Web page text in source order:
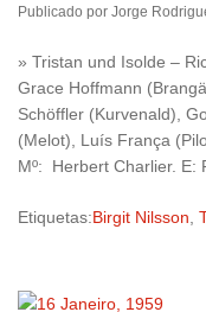
Publicado por Jorge
» Tristan und Isolde –
Grace Hoffmann
Schöffler (Kurvenald),
(Melot), Luís França
Mº: Herbert Charlier. E:
Etiquetas:Birgit Nilsson